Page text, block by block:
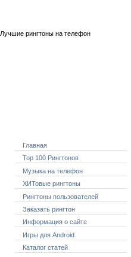
Лучшие рингтоны на телефон
Главная
Top 100 Рингтонов
Музыка на телефон
ХИТовые рингтоны
Рингтоны пользователей
Заказать рингтон
Информация о сайте
Игры для Android
Каталог статей